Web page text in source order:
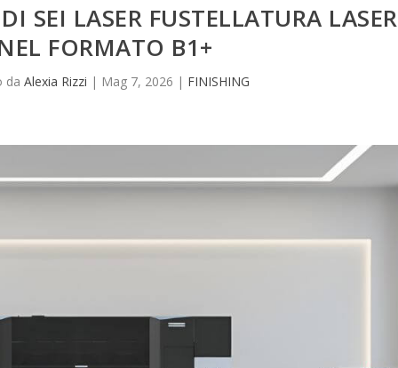
SEI LASER FUSTELLATURA LASER
FORMATO B1+
daAlexia Rizzi | Mag 7, 2026 | FINISHING